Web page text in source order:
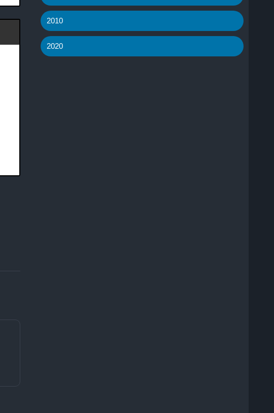
2010
2020